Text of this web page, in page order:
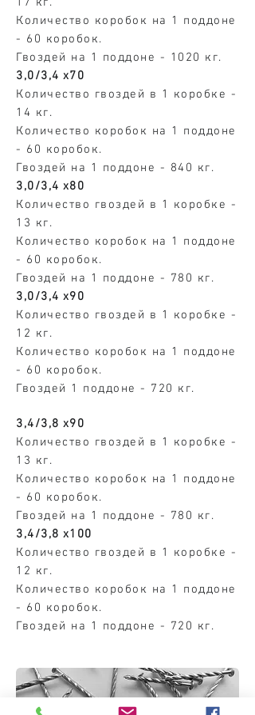
Количество коробок на 1 поддоне
- 60 коробок.
Гвоздей на 1 поддоне - 1020 кг.
3,0/3,4 х70
Количество гвоздей в 1 коробке -
14 кг.
Количество коробок на 1 поддоне
- 60 коробок.
Гвоздей на 1 поддоне - 840 кг.
3,0/3,4 х80
Количество гвоздей в 1 коробке -
13 кг.
Количество коробок на 1 поддоне
- 60 коробок.
Гвоздей на 1 поддоне - 780 кг.
3,0/3,4 х90
Количество гвоздей в 1 коробке -
12 кг.
Количество коробок на 1 поддоне
- 60 коробок.
Гвоздей 1 поддоне - 720 кг.
3,4/3,8 х90
Количество гвоздей в 1 коробке -
13 кг.
Количество коробок на 1 поддоне
- 60 коробок.
Гвоздей на 1 поддоне - 780 кг.
3,4/3,8 х100
Количество гвоздей в 1 коробке -
12 кг.
Количество коробок на 1 поддоне
- 60 коробок.
Гвоздей на 1 поддоне - 720 кг.